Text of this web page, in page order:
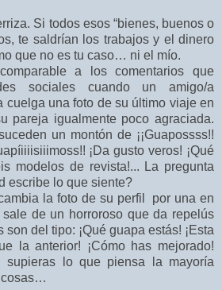
Si todos esos “bienes, buenos o
te saldrían los trabajos y el dinero
que no es tu caso… ni el mío.
a los comentarios que
sociales cuando un amigo/a
cuelga una foto de su último viaje en
pareja igualmente poco agraciada.
un montón de ¡¡Guapossss!!
¡Da gusto veros! ¡Qué
modelos de revista!... La pregunta
escribe lo que siente?
la foto de su perfil por una en
de un horroroso que da repelús
del tipo: ¡Qué guapa estás! ¡Esta
la anterior! ¡Cómo has mejorado!
supieras lo que piensa la mayoría
cosas…